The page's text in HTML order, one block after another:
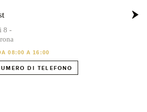
+
8 -
08:00 A 16:00
DI TELEFONO